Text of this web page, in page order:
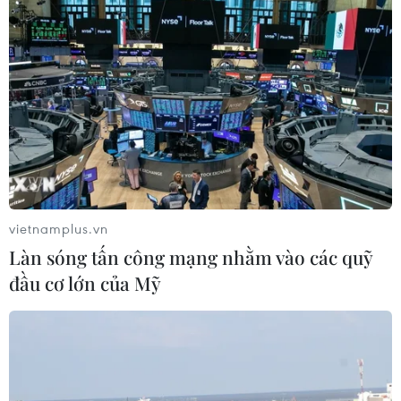
Nâng cao nhận thức về vai trò chủ động, tích cực
của Việt Nam trong ASEAN
vietnamplus.vn
Làn sóng tấn công mạng nhằm vào các quỹ
đầu cơ lớn của Mỹ